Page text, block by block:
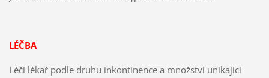
LÉČBA
Léčí lékař podle druhu inkontinence a množství unikající